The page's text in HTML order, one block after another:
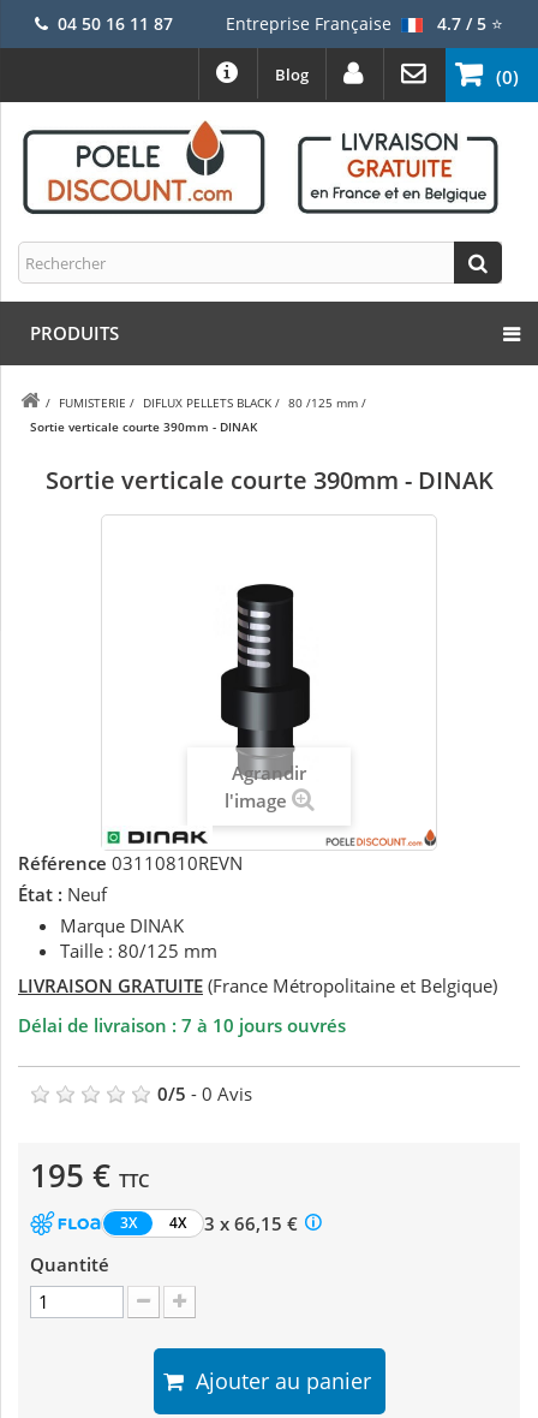
04 50 16 11 87 Entreprise Française 4.7 / 5⭐
(0)
Blog
PRODUITS
/ FUMISTERIE / DIFLUX PELLETS BLACK / 80 /125 mm /
Sortie verticale courte 390mm - DINAK
Sortie verticale courte 390mm - DINAK
Agrandir
l'image
Référence 03110810REVN
État : Neuf
Marque DINAK
Taille : 80/125 mm
LIVRAISON GRATUITE (France Métropolitaine et Belgique)
Délai de livraison : 7 à 10 jours ouvrés
0/5 - 0 Avis
195 € TTC
3X 4X
3 x 66,15 €
Quantité
Ajouter au panier